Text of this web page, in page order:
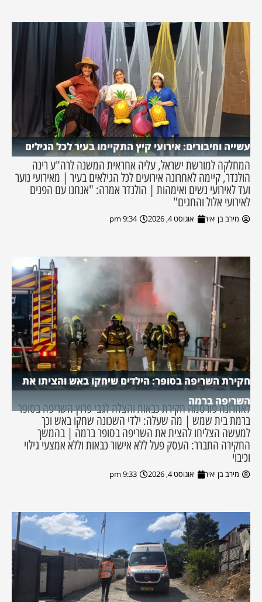
עשייה וחיבורים: אירועי קיץ התקיימו בעיר לכל הגילים
המחלקה למורשת ישראל, עליה אחראית המשנה לרה"ע רינה
הולנדר, קיימה לאחרונה אירועים לכל הגילאים בעיר | מאירועי נוער
ועד לאירועי נשים ואימהות | הולנדר אמרה: "אנחנו עם הפנים
לאירועי אלול והחגים"
מירב בן יאיר אוגוסט 4, 2026 9:34 pm
חקירת השריפה בסופר: הילדים שיחקו באש והציתו את
השריפה ברמה
לאחרונה פורסמה חקירת כבאות והצלה לגבי פרוץ השריפה בסופר
ברמת בית שמש | מה שעלה: ילדי השכונה שחקו באש וכך
למעשה הצליחו להצית את השריפה בסופר ברמה | בהמשך
החקירה התברר: העסק פעל ללא אישור כבאות וללא אמצעי גילוי
וכיבוי
מירב בן יאיר אוגוסט 4, 2026 9:33 pm